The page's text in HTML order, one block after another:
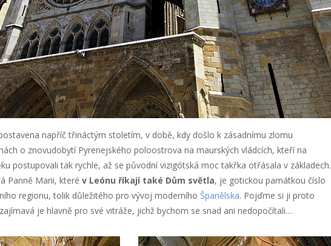
napříč třináctým stoletím, v době, kdy došlo k zásadnímu zlomu
o znovudobytí Pyrenejského poloostrova na maurských vládcích, kteří na
postupovali tak rychle, až se původní vizigótská moc takřka otřásala v základech.
Panně Marii, které v Leónu říkají také Dům světla, je gotickou památkou číslo
regionu, tolik důležitého pro vývoj moderního Španělska. Pojďme si ji proto
je hlavně pro své vitráže, jichž bychom se snad ani nedopočítali…